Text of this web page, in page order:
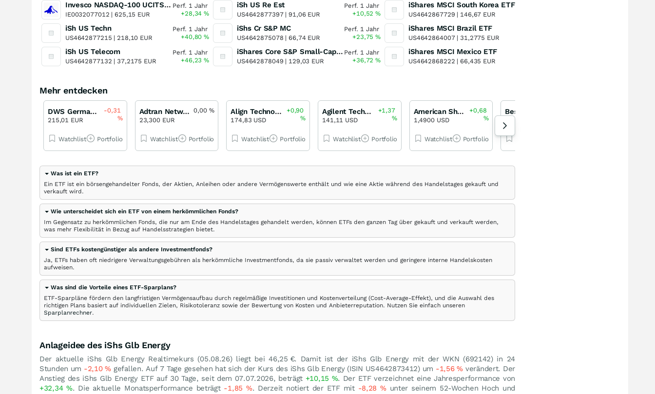
Invesco NASDAQ-100 UCITS ETF
IE0032077012 | 625,15 EUR
Perf. 1 Jahr
+28,34%
iSh US Techn
US4642877215 | 218,10 EUR
Perf. 1 Jahr
+40,80%
iSh US Telecom
US4642877132 | 37,2175 EUR
Perf. 1 Jahr
+46,23%
iSh US Re Est
US4642877397 |91,06 EUR
Perf. 1 Jahr
+10,52%
iShs Cr S&P MC
US4642875078 | 66,74 EUR
Perf. 1 Jahr
+23,75%
iShares Core S&P Small-Cap ETF
US4642878049 | 129,03 EUR
Perf. 1 Jahr
+36,72%
iShares MSCI South Korea ETF
US4642867729 | 146,67 EUR
iShares MSCI Brazil ETF
US4642864007 | 31,2775 EUR
iShares MSCI Mexico ETF
US4642868222 | 66,435 EUR
Mehr entdecken
DWS German Small/Mid Cap LD
215,01 EUR
-0,31
%
Watchlist Portfolio
Adtran Networks
23,300 EUR
0,00 %
Watchlist Portfolio
Align Technology
174,83 USD
+0,90
%
Watchlist Portfolio
Agilent Technologies
141,11 USD
+1,37
%
Watchlist Portfolio
American Shared Hospital Services
1,4900 USD
+0,68
%
Watchlist Portfolio
Best Buy
Was ist ein ETF?
Ein ETF ist ein börsengehandelter Fonds, der Aktien, Anleihen oder andere Vermögenswerte enthält und wie eine Aktie während des Handelstages gekauft und
verkauft wird.
Wie unterscheidet sich ein ETF von einem herkömmlichen Fonds?
Im Gegensatz zu herkömmlichen Fonds, die nur am Ende des Handelstages gehandelt werden, können ETFs den ganzen Tag über gekauft und verkauft werden,
was mehr Flexibilität in Bezug auf Handelsstrategien bietet.
Sind ETFs kostengünstiger als andere Investmentfonds?
Ja, ETFs haben oft niedrigere Verwaltungsgebühren als herkömmliche Investmentfonds, da sie passiv verwaltet werden und geringere interne Handelskosten
aufweisen.
Was sind die Vorteile eines ETF-Sparplans?
ETF-Sparpläne fördern den langfristigen Vermögensaufbau durch regelmäßige Investitionen und Kostenverteilung (Cost-Average-Effekt), und die Auswahl des
richtigen Plans basiert auf individuellen Zielen, Risikotoleranz sowie der Bewertung von Kosten und Anbieterreputation. Nutzen Sie einfach unseren
Sparplanrechner.
Anlageidee des iShs Glb Energy
Der aktuelle iShs Glb Energy Realtimekurs (05.08.26) liegt bei 46,25 €. Damit ist der iShs Glb Energy mit der WKN (692142) in 24
Stunden um -2,10% gefallen. Auf 7 Tage gesehen hat sich der Kurs des iShs Glb Energy (ISIN US4642873412) um -1,56% verändert. Der
Anstieg des iShs Glb Energy ETF auf 30 Tage, seit dem 07.07.2026, beträgt +10,15 %. Der ETF verzeichnet eine Jahresperformance von
+32,34%. Die aktuelle Monatsperformance beträgt -1,85 %. Derzeit notiert der ETF mit -8,28%unter seinem 52-Wochen Hoch und